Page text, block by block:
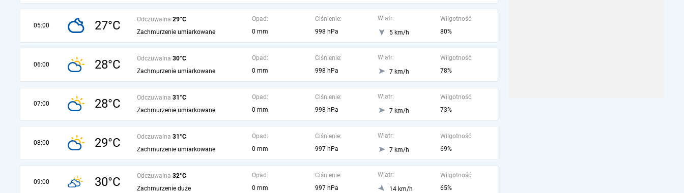
05:00 27°C Odczuwalna 29°C
Zachmurzenie umiarkowane
Opad:
0 mm
Ciśnienie:
998 hPa
Wiatr:
5 km/h
Wilgotność:
80%
06:00 28°C Odczuwalna 30°C
Zachmurzenie umiarkowane
Opad:
0 mm
Ciśnienie:
998 hPa
Wiatr:
7 km/h
Wilgotność:
78%
07:00 28°C Odczuwalna 31°C
Zachmurzenie umiarkowane
Opad:
0 mm
Ciśnienie:
998 hPa
Wiatr:
7 km/h
Wilgotność:
73%
08:00 29°C Odczuwalna 31°C
Zachmurzenie umiarkowane
Opad:
0 mm
Ciśnienie:
997 hPa
Wiatr:
7 km/h
Wilgotność:
69%
09:00 30°C Odczuwalna 32°C
Zachmurzenie duże
Opad:
0 mm
Ciśnienie:
997 hPa
Wiatr:
14 km/h
Wilgotność:
65%